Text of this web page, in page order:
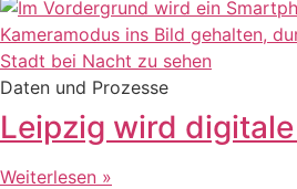
Daten und Prozesse
Leipzig wird
Weiterlesen »